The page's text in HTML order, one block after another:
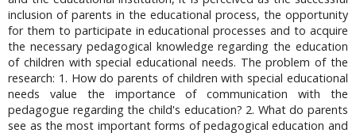
inclusion of parents in the educational process, the opportunity
for them to participate in educational processes and to acquire
the necessary pedagogical knowledge regarding the education
of children with special educational needs. The problem of the
research: 1. How do parents of children with special educational
needs value the importance of communication with the
pedagogue regarding the child's education? 2. What do parents
see as the most important forms of pedagogical education and